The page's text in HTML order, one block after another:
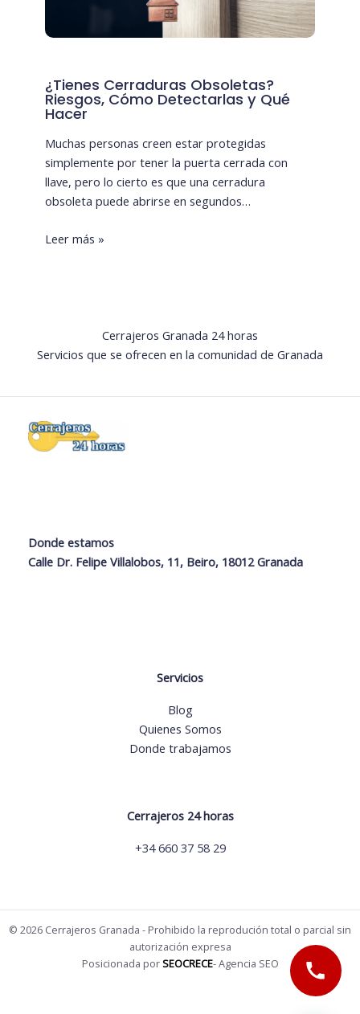
¿Tienes Cerraduras Obsoletas?
Riesgos, Cómo Detectarlas y Qué
Hacer
Muchas personas creen estar protegidas
simplemente por tener la puerta cerrada con
llave, pero lo cierto es que una cerradura
obsoleta puede abrirse en segundos…
Leer más »
Cerrajeros Granada 24 horas
Servicios que se ofrecen en la comunidad de Granada
Donde estamos
Calle Dr. Felipe Villalobos, 11, Beiro, 18012 Granada
Servicios
Blog
Quienes Somos
Donde trabajamos
Cerrajeros 24 horas
+34 660 37 58 29
© 2026 Cerrajeros Granada - Prohibido la reprodución total o parcial sin
autorización expresa
Posicionada porSEOCRECE- Agencia SEO